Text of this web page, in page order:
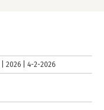
2026 4-2-2026